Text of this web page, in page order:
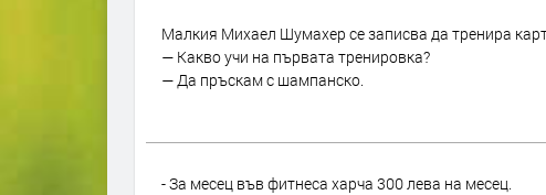
Малкия Михаел Шумахер се записва да тренира
— Какво учи на първата тренировка?
— Да пръскам с шампанско.
- За месец във фитнеса харча 300 лева на месец.